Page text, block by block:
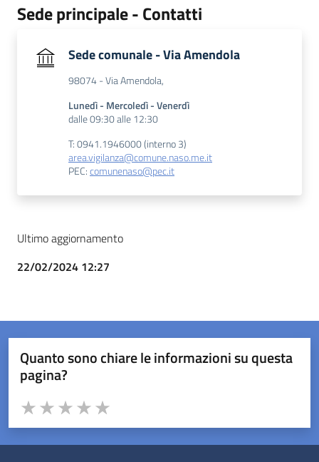
Sede principale - Contatti
Sede comunale - Via Amendola
98074 - Via Amendola,
Lunedì - Mercoledì - Venerdì
dalle 09:30 alle 12:30
T: 0941.1946000 (interno 3)
area.vigilanza@comune.naso.me.it
PEC:comunenaso@pec.it
Ultimo aggiornamento
22/02/2024 12:27
Quanto sono chiare le informazioni su questa
pagina?
Valuta da 1 a 5 stelle la pagina
Valuta 5 stelle su 5
Valuta 4 stelle su 5
Valuta 3 stelle su 5
Valuta 2 stelle su 5
Valuta 1 stelle su 5